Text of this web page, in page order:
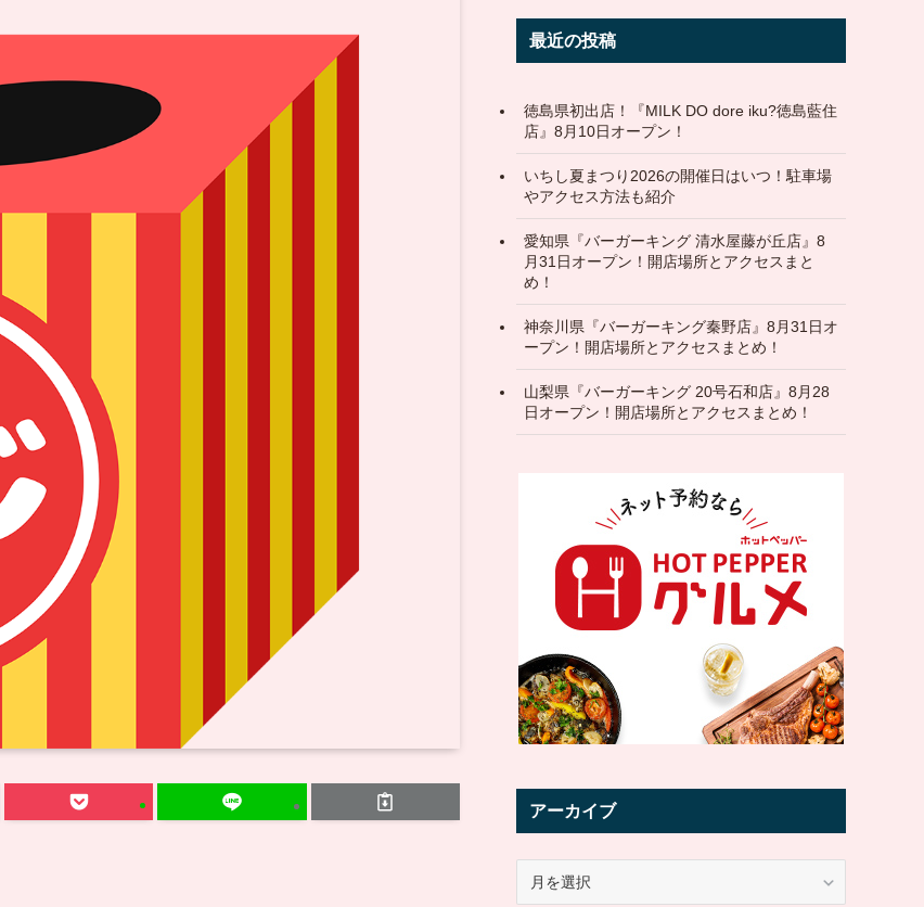
最近の投稿
徳島県初出店！『MILK DO dore iku?徳島藍住
店』8月10日オープン！
いちし夏まつり2026の開催日はいつ！駐車場
やアクセス方法も紹介
愛知県『バーガーキング 清水屋藤が丘店』8
月31日オープン！開店場所とアクセスまと
め！
神奈川県『バーガーキング秦野店』8月31日オ
ープン！開店場所とアクセスまとめ！
山梨県『バーガーキング 20号石和店』8月28
日オープン！開店場所とアクセスまとめ！
アーカイブ